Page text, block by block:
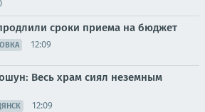
сроки приема на бюджет
12:09
Весь храм сиял неземным
12:09